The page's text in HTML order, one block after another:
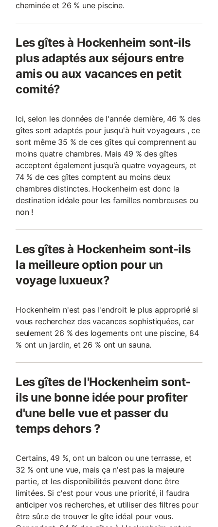
cheminée et 26 % une piscine.
Les gîtes à Hockenheim sont-ils
plus adaptés aux séjours entre
amis ou aux vacances en petit
comité?
Ici, selon les données de l'année dernière, 46 % des
gîtes sont adaptés pour jusqu'à huit voyageurs , ce
sont même 35 % de ces gîtes qui comprennent au
moins quatre chambres. Mais 49 % des gîtes
acceptent également jusqu'à quatre voyageurs, et
74 % de ces gîtes comptent au moins deux
chambres distinctes. Hockenheim est donc la
destination idéale pour les familles nombreuses ou
non !
Les gîtes à Hockenheim sont-ils
la meilleure option pour un
voyage luxueux?
Hockenheim n'est pas l'endroit le plus approprié si
vous recherchez des vacances sophistiquées, car
seulement 26 % des logements ont une piscine, 84
% ont un jardin, et 26 % ont un sauna.
Les gîtes de l'Hockenheim sont-
ils une bonne idée pour profiter
d'une belle vue et passer du
temps dehors ?
Certains, 49 %, ont un balcon ou une terrasse, et
32 % ont une vue, mais ça n'est pas la majeure
partie, et les disponibilités peuvent donc être
limitées. Si c'est pour vous une priorité, il faudra
anticiper vos recherches, et utiliser des filtres pour
être sûr.e de trouver le gîte idéal pour vous.